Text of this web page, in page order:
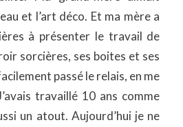
et l’art déco. Et ma mère a
à présenter le travail de
sorcières, ses boites et ses
passé le relais, en me
travaillé 10 ans comme
un atout. Aujourd’hui je ne